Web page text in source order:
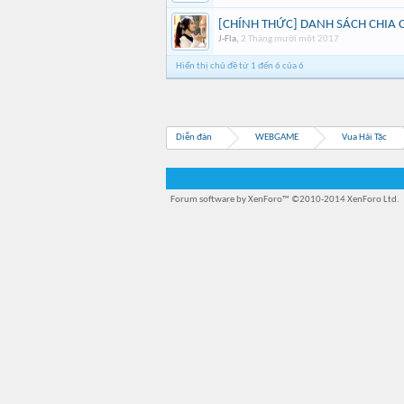
[CHÍNH THỨC] DANH SÁCH CHIA
J-Fla, 2 Tháng mười một 2017
Hiển thị chủ đề từ 1 đến 6 của 6
Diễn đàn WEBGAME Vua Hải Tặc
Forum software by XenForo™ ©2010-2014 XenForo Ltd.